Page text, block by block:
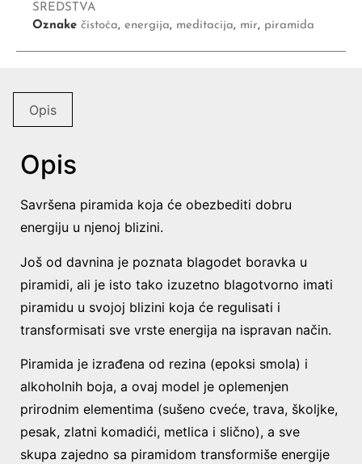
SREDSTVA
Oznake čistoća, energija, meditacija, mir, piramida
Opis
Opis
Savršena piramida koja će obezbediti dobru
energiju u njenoj blizini.
Još od davnina je poznata blagodet boravka u
piramidi, ali je isto tako izuzetno blagotvorno imati
piramidu u svojoj blizini koja će regulisati i
transformisati sve vrste energija na ispravan način.
Piramida je izrađena od rezina (epoksi smola) i
alkoholnih boja, a ovaj model je oplemenjen
prirodnim elementima (sušeno cveće, trava, školjke,
pesak, zlatni komadići, metlica i slično), a sve
skupa zajedno sa piramidom transformiše energije